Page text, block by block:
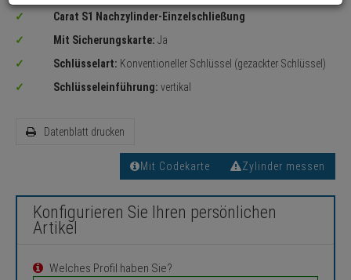
Carat S1 Nachzylinder-Einzelschließung
Mit Sicherungskarte: Ja
Schlüsselart: Konventioneller Schlüssel (gezackter Schlüssel)
Schlüsseleinführung: vertikal
Datenblatt drucken
Mit Codekarte Zylinder messen
Konfigurieren Sie Ihren persönlichen
Artikel
Welches Profil haben Sie?